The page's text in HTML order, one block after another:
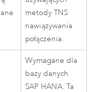
metody TNS
nawiązywania
połączenia.
Wymagane dla
bazy danych
SAP HANA. Ta